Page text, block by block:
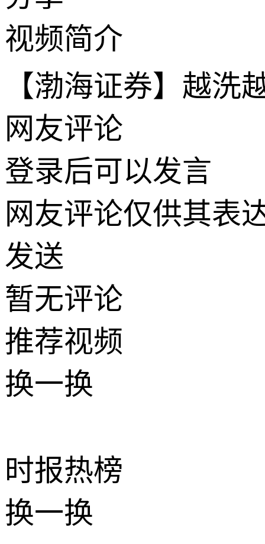
视频简介
【渤海证券】越洗
网友评论
登录后可以发言
网友评论仅供其表
发送
暂无评论
推荐视频
换一换
时报热榜
换一换